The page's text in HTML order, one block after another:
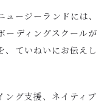
ージーランドには、
ーディングスクールが
、ていねいにお伝えし
ング支援、ネイティブ